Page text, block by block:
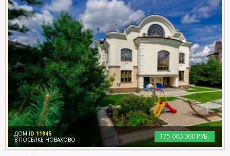
175 000 000 РУБ.
ДОМ ID 11945
В ПОСЁЛКЕ НОВАХОВО